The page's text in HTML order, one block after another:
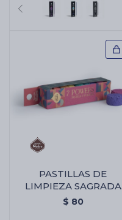
PASTILLAS DE
LIMPIEZA SAGRADA
MADRE 7 PODERES -
$ 80